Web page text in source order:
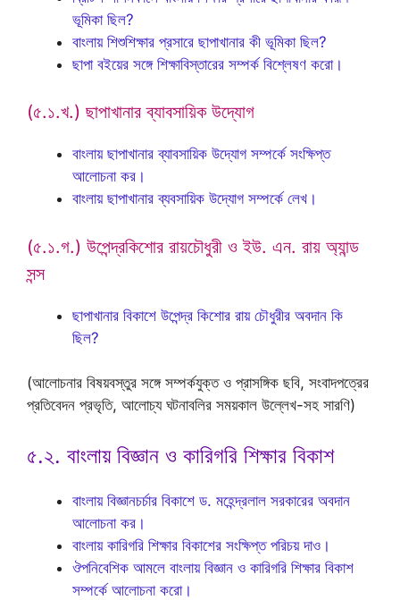
ভূমিকা ছিল?
বাংলায় শিশুশিক্ষার প্রসারে ছাপাখানার কী ভূমিকা ছিল?
ছাপা বইয়ের সঙ্গে শিক্ষাবিস্তারের সম্পর্ক বিশ্লেষণ করো।
(৫.১.খ.) ছাপাখানার ব্যাবসায়িক উদ্যোগ
বাংলায় ছাপাখানার ব্যাবসায়িক উদ্যোগ সম্পর্কে সংক্ষিপ্ত
আলোচনা কর।
বাংলায় ছাপাখানার ব্যবসায়িক উদ্যোগ সম্পর্কে লেখ।
(৫.১.গ.) উপেন্দ্রকিশোর রায়চৌধুরী ও ইউ. এন. রায় অ্যান্ড
সন্স
ছাপাখানার বিকাশে উপেন্দ্র কিশোর রায় চৌধুরীর অবদান কি
ছিল?
(আলোচনার বিষয়বস্তুর সঙ্গে সম্পর্কযুক্ত ও প্রাসঙ্গিক ছবি, সংবাদপত্রের
প্রতিবেদন প্রভৃতি, আলোচ্য ঘটনাবলির সময়কাল উল্লেখ-সহ সারণি)
৫.২. বাংলায় বিজ্ঞান ও কারিগরি শিক্ষার বিকাশ
বাংলায় বিজ্ঞানচর্চার বিকাশে ড. মহেন্দ্রলাল সরকারের অবদান
আলোচনা কর।
বাংলায় কারিগরি শিক্ষার বিকাশের সংক্ষিপ্ত পরিচয় দাও।
ঔপনিবেশিক আমলে বাংলায় বিজ্ঞান ও কারিগরি শিক্ষার বিকাশ
সম্পর্কে আলোচনা করো।